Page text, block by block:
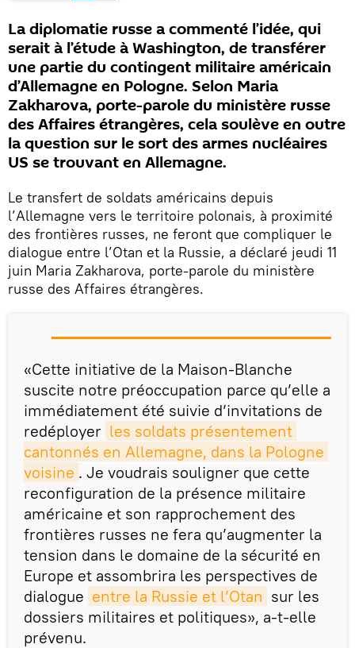
La diplomatie russe a commenté l’idée, qui
serait à l’étude à Washington, de transférer
une partie du contingent militaire américain
d’Allemagne en Pologne. Selon Maria
Zakharova, porte-parole du ministère russe
des Affaires étrangères, cela soulève en outre
la question sur le sort des armes nucléaires
US se trouvant en Allemagne.
Le transfert de soldats américains depuis
l’Allemagne vers le territoire polonais, à proximité
des frontières russes, ne feront que compliquer le
dialogue entre l’Otan et la Russie, a déclaré jeudi 11
juin Maria Zakharova, porte-parole du ministère
russe des Affaires étrangères.
«Cette initiative de la Maison-Blanche
suscite notre préoccupation parce qu’elle a
immédiatement été suivie d’invitations de
redéployer les soldats présentement
cantonnés en Allemagne, dans la Pologne
voisine . Je voudrais souligner que cette
reconfiguration de la présence militaire
américaine et son rapprochement des
frontières russes ne fera qu’augmenter la
tension dans le domaine de la sécurité en
Europe et assombrira les perspectives de
dialogue entre la Russie et l’Otan sur les
dossiers militaires et politiques», a-t-elle
prévenu.